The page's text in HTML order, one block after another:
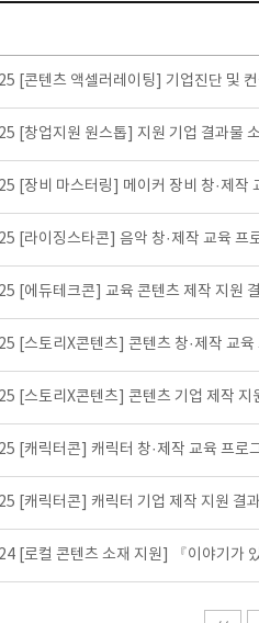
[콘텐츠 액셀러레이팅] 기업진단 및 컨
[창업지원 원스톱] 지원 기업 결과물
[장비 마스터링] 메이커 장비 창·제작
[라이징스타콘] 음악 창·제작 교육 프
[에듀테크콘] 교육 콘텐츠 제작 지원
[스토리X콘텐츠] 콘텐츠 창·제작 교육
[스토리X콘텐츠] 콘텐츠 기업 제작 지
[캐릭터콘] 캐릭터 창·제작 교육 프로
[캐릭터콘] 캐릭터 기업 제작 지원 결
[로컬 콘텐츠 소재 지원] 『이야기가